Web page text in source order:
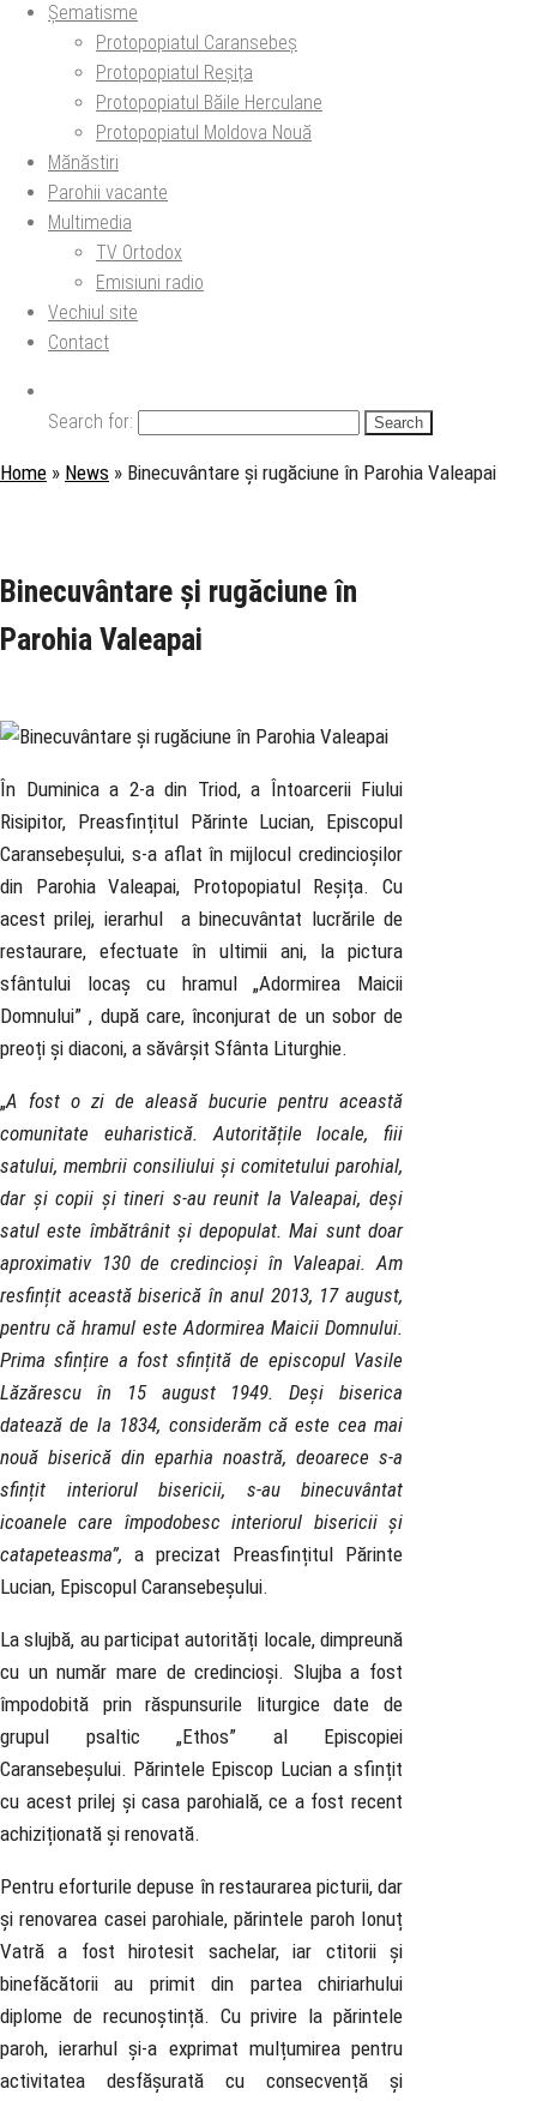
Șematisme
Protopopiatul Caransebeș
Protopopiatul Reșița
Protopopiatul Băile Herculane
Protopopiatul Moldova Nouă
Mănăstiri
Parohii vacante
Multimedia
TV Ortodox
Emisiuni radio
Vechiul site
Contact
Search for:
Home » News » Binecuvântare și rugăciune în Parohia Valeapai
Binecuvântare și rugăciune în
Parohia Valeapai
În Duminica a 2-a din Triod, a Întoarcerii Fiului
Risipitor, Preasfințitul Părinte Lucian, Episcopul
Caransebeșului, s-a aflat în mijlocul credincioșilor
din Parohia Valeapai, Protopopiatul Reșița. Cu
acest prilej, ierarhul a binecuvântat lucrările de
restaurare, efectuate în ultimii ani, la pictura
sfântului locaș cu hramul „Adormirea Maicii
Domnului” , după care, înconjurat de un sobor de
preoți și diaconi, a săvârșit Sfânta Liturghie.
„A fost o zi de aleasă bucurie pentru această
comunitate euharistică. Autoritățile locale, fiii
satului, membrii consiliului și comitetului parohial,
dar și copii și tineri s-au reunit la Valeapai, deși
satul este îmbătrânit și depopulat. Mai sunt doar
aproximativ 130 de credincioși în Valeapai. Am
resfințit această biserică în anul 2013, 17 august,
pentru că hramul este Adormirea Maicii Domnului.
Prima sfințire a fost sfințită de episcopul Vasile
Lăzărescu în 15 august 1949. Deși biserica
datează de la 1834, considerăm că este cea mai
nouă biserică din eparhia noastră, deoarece s-a
sfințit interiorul bisericii, s-au binecuvântat
icoanele care împodobesc interiorul bisericii și
catapeteasma”, a precizat Preasfințitul Părinte
Lucian, Episcopul Caransebeșului.
La slujbă, au participat autorități locale, dimpreună
cu un număr mare de credincioși. Slujba a fost
împodobită prin răspunsurile liturgice date de
grupul psaltic „Ethos” al Episcopiei
Caransebeșului. Părintele Episcop Lucian a sfințit
cu acest prilej și casa parohială, ce a fost recent
achiziționată și renovată.
Pentru eforturile depuse în restaurarea picturii, dar
și renovarea casei parohiale, părintele paroh Ionuț
Vatră a fost hirotesit sachelar, iar ctitorii și
binefăcătorii au primit din partea chiriarhului
diplome de recunoștință. Cu privire la părintele
paroh, ierarhul și-a exprimat mulțumirea pentru
activitatea desfășurată cu consecvență și